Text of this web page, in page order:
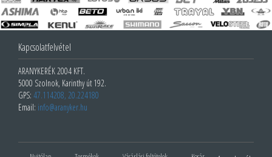
Kapcsolatfelvétel
ARANYKERÉK 2004 KFT.
5000 Szolnok, Karinthy út 192.
GPS: 47.114208, 20.224180
Email: info@aranyker.hu